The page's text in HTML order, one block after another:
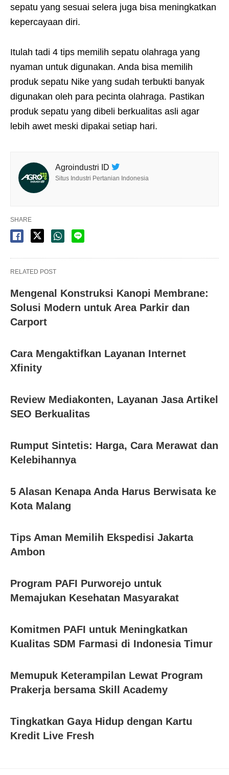
sepatu yang sesuai selera juga bisa meningkatkan
kepercayaan diri.
Itulah tadi 4 tips memilih sepatu olahraga yang
nyaman untuk digunakan. Anda bisa memilih
produk sepatu Nike yang sudah terbukti banyak
digunakan oleh para pecinta olahraga. Pastikan
produk sepatu yang dibeli berkualitas asli agar
lebih awet meski dipakai setiap hari.
Agroindustri ID
Situs Industri Pertanian Indonesia
SHARE
RELATED POST
Mengenal Konstruksi Kanopi Membrane:
Solusi Modern untuk Area Parkir dan
Carport
Cara Mengaktifkan Layanan Internet
Xfinity
Review Mediakonten, Layanan Jasa Artikel
SEO Berkualitas
Rumput Sintetis: Harga, Cara Merawat dan
Kelebihannya
5 Alasan Kenapa Anda Harus Berwisata ke
Kota Malang
Tips Aman Memilih Ekspedisi Jakarta
Ambon
Program PAFI Purworejo untuk
Memajukan Kesehatan Masyarakat
Komitmen PAFI untuk Meningkatkan
Kualitas SDM Farmasi di Indonesia Timur
Memupuk Keterampilan Lewat Program
Prakerja bersama Skill Academy
Tingkatkan Gaya Hidup dengan Kartu
Kredit Live Fresh